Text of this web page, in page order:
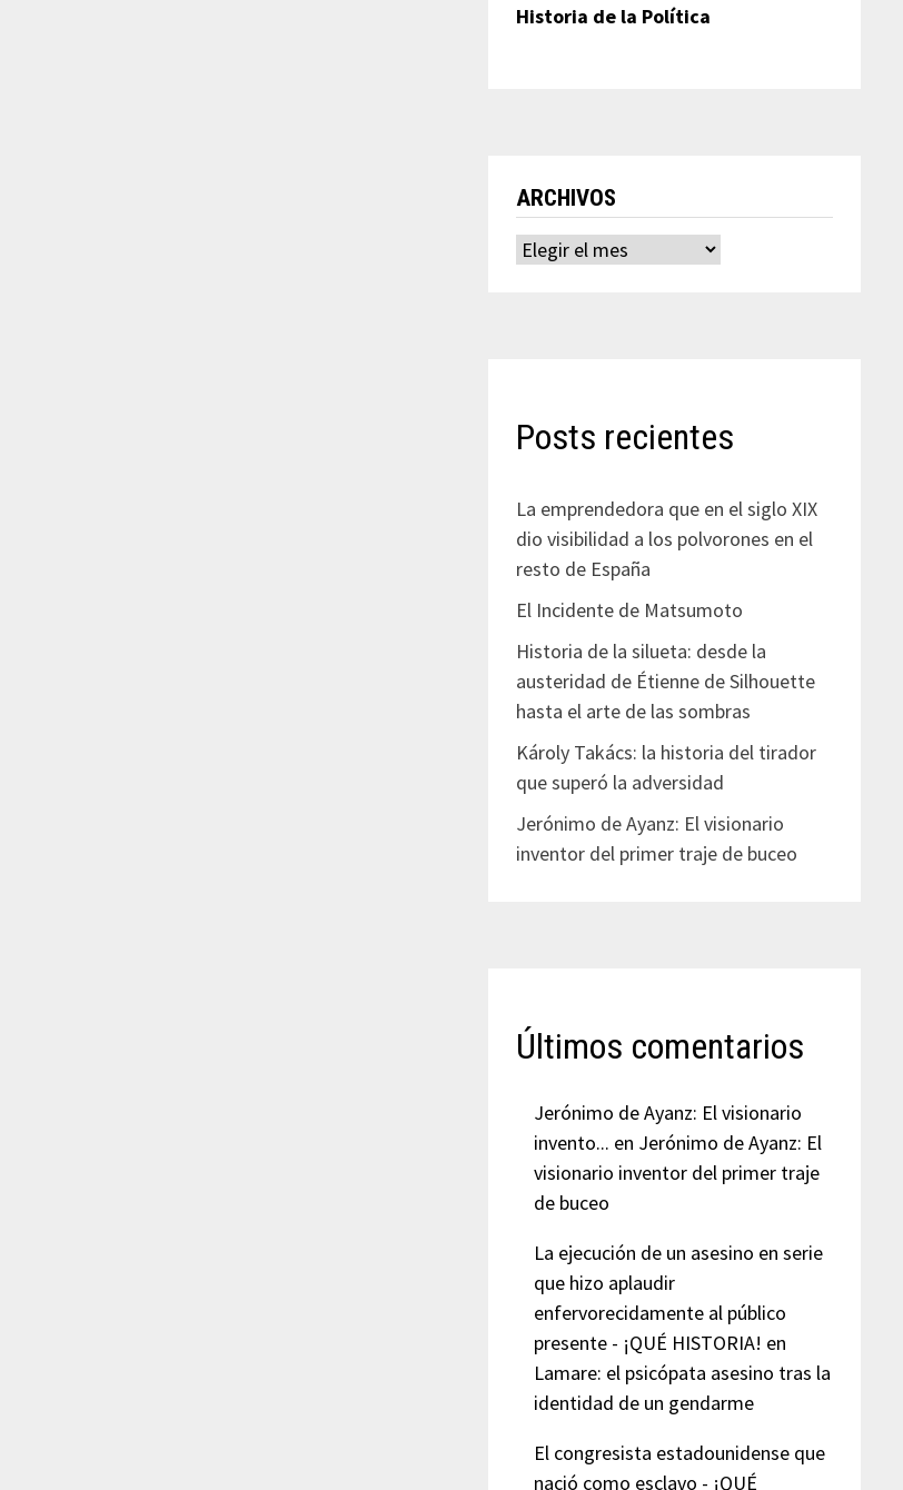
Historia de la Política
ARCHIVOS
Archivos
Posts recientes
La emprendedora que en el siglo XIX
dio visibilidad a los polvorones en el
resto de España
El Incidente de Matsumoto
Historia de la silueta: desde la
austeridad de Étienne de Silhouette
hasta el arte de las sombras
Károly Takács: la historia del tirador
que superó la adversidad
Jerónimo de Ayanz: El visionario
inventor del primer traje de buceo
Últimos comentarios
Jerónimo de Ayanz: El visionario
invento... en Jerónimo de Ayanz: El
visionario inventor del primer traje
de buceo
La ejecución de un asesino en serie
que hizo aplaudir
enfervorecidamente al público
presente - ¡QUÉ HISTORIA! en
Lamare: el psicópata asesino tras la
identidad de un gendarme
El congresista estadounidense que
nació como esclavo - ¡QUÉ